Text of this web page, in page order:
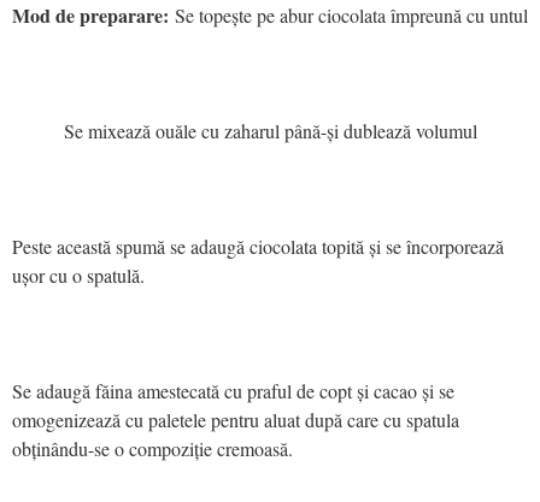
Mod de preparare: Se topește pe abur ciocolata împreună cu untul
Se mixează ouăle cu zaharul până-și dublează volumul
Peste această spumă se adaugă ciocolata topită și se încorporează
ușor cu o spatulă.
Se adaugă făina amestecată cu praful de copt și cacao și se
omogenizează cu paletele pentru aluat după care cu spatula
obținându-se o compoziție cremoasă.